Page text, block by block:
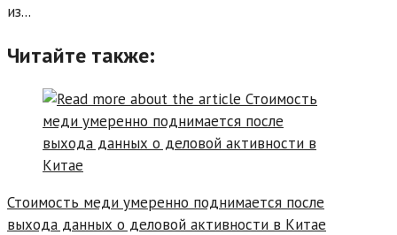
из...
Читайте также:
Стоимость меди умеренно поднимается после
выхода данных о деловой активности в Китае